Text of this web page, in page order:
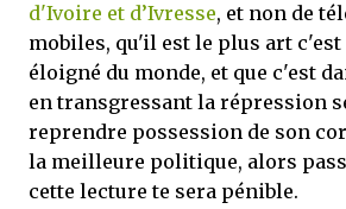
d'Ivoire et d’Ivresse, et non de
mobiles, qu'il est le plus art
éloigné du monde, et que c'est
en transgressant la répression
reprendre possession de son
la meilleure politique, alors
cette lecture te sera pénible.